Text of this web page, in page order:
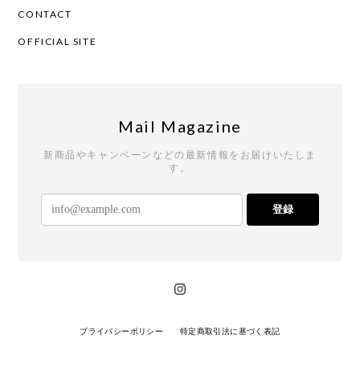
CONTACT
OFFICIAL SITE
Mail Magazine
新商品やキャンペーンなどの最新情報をお届けいたしま
す。
登録
プライバシーポリシー 特定商取引法に基づく表記